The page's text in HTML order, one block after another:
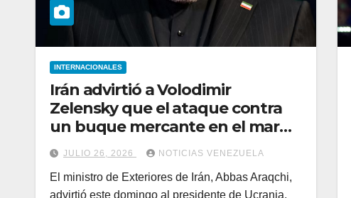
INTERNACIONALES
Irán advirtió a Volodimir
Zelensky que el ataque contra
un buque mercante en el mar
Caspio “no quedará sin
respuesta”
JULIO 26, 2026 NOTICIAS VENEZUELA
El ministro de Exteriores de Irán, Abbas Araqchi,
advirtió este domingo al presidente de Ucrania,